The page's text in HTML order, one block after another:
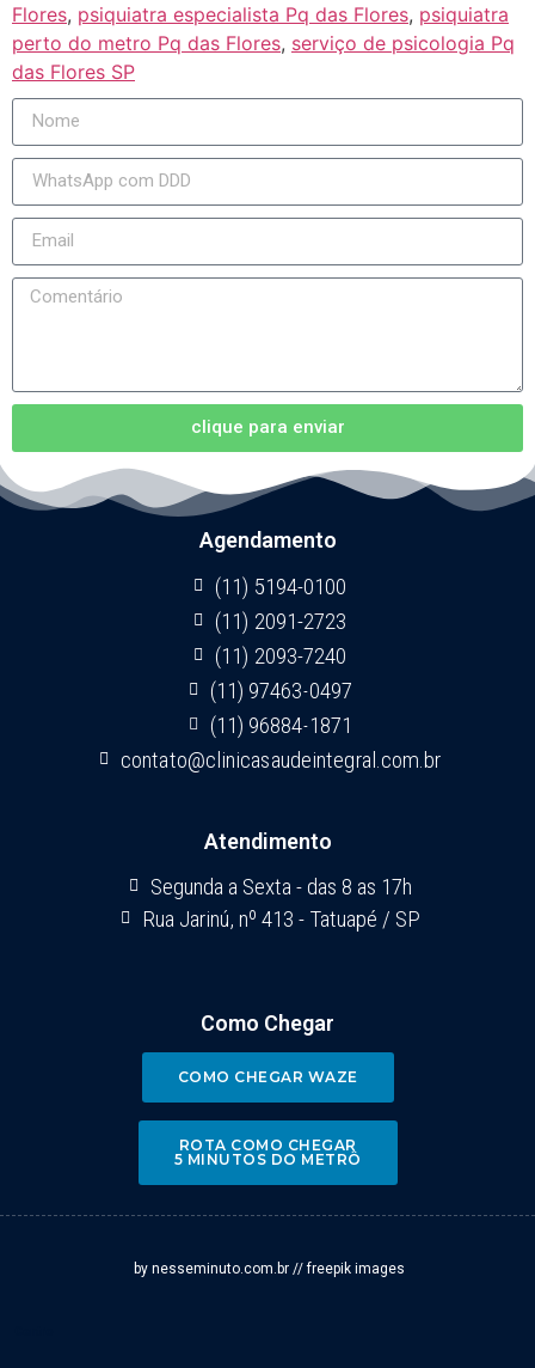
Flores, psiquiatra especialista Pq das Flores, psiquiatra
perto do metro Pq das Flores, serviço de psicologia Pq
das Flores SP
clique para enviar
Agendamento
(11) 5194-0100
(11) 2091-2723
(11) 2093-7240
(11) 97463-0497
(11) 96884-1871
contato@clinicasaudeintegral.com.br
Atendimento
Segunda a Sexta - das 8 as 17h
Rua Jarinú, nº 413 - Tatuapé / SP
Como Chegar
COMO CHEGAR WAZE
ROTA COMO CHEGAR
5 MINUTOS DO METRÔ
by nesseminuto.com.br // freepik images